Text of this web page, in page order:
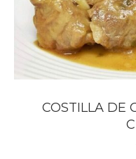
COSTILLA DE